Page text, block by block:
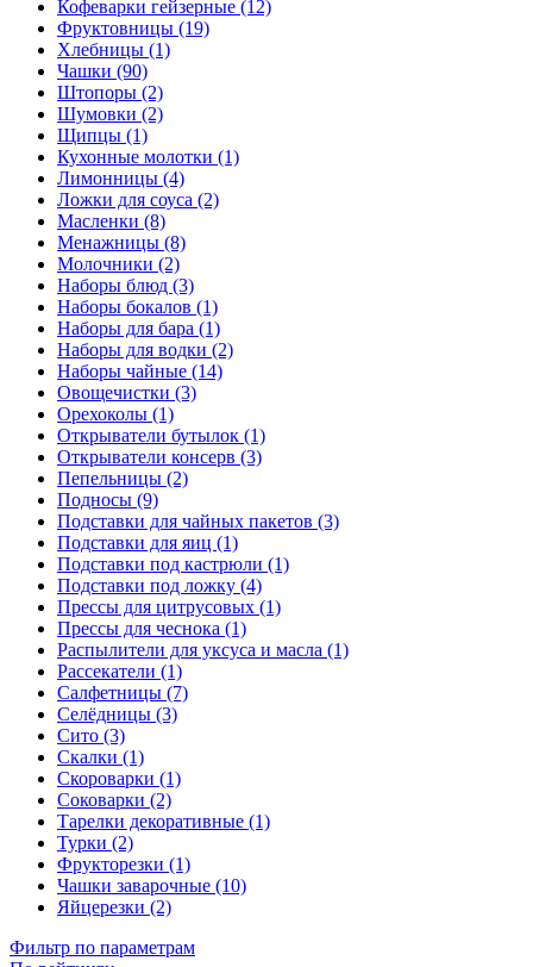
Кофеварки гейзерные (12)
Фруктовницы (19)
Хлебницы (1)
Чашки (90)
Штопоры (2)
Шумовки (2)
Щипцы (1)
Кухонные молотки (1)
Лимонницы (4)
Ложки для соуса (2)
Масленки (8)
Менажницы (8)
Молочники (2)
Наборы блюд (3)
Наборы бокалов (1)
Наборы для бара (1)
Наборы для водки (2)
Наборы чайные (14)
Овощечистки (3)
Орехоколы (1)
Открыватели бутылок (1)
Открыватели консерв (3)
Пепельницы (2)
Подносы (9)
Подставки для чайных пакетов (3)
Подставки для яиц (1)
Подставки под кастрюли (1)
Подставки под ложку (4)
Прессы для цитрусовых (1)
Прессы для чеснока (1)
Распылители для уксуса и масла (1)
Рассекатели (1)
Салфетницы (7)
Селёдницы (3)
Сито (3)
Скалки (1)
Скороварки (1)
Соковарки (2)
Тарелки декоративные (1)
Турки (2)
Фрукторезки (1)
Чашки заварочные (10)
Яйцерезки (2)
Фильтр по параметрам